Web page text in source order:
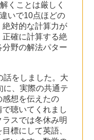
くことは厳しく
いで10点ほどの
対的な計算力が
確に計算する絶
野の解法パター
話をしました。大
に、実際の共通テ
感想を伝えたの
聴いてくれまし
スでは冬休み明
標にして英語、